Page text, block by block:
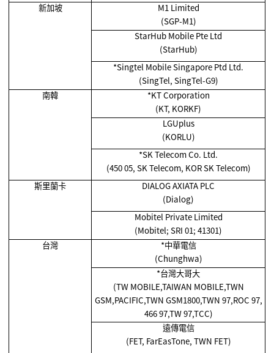
新加坡
M1 Limited
(SGP-M1)
StarHub Mobile Pte Ltd
(StarHub)
*Singtel Mobile Singapore Ptd Ltd.
(SingTel, SingTel-G9)
南韓
*KT Corporation
(KT, KORKF)
LGUplus
(KORLU)
*SK Telecom Co. Ltd.
(450 05, SK Telecom, KOR SK Telecom)
斯里蘭卡
DIALOG AXIATA PLC
(Dialog)
Mobitel Private Limited
(Mobitel; SRI 01; 41301)
台灣
*中華電信
(Chunghwa)
*台灣大哥大
(TW MOBILE,TAIWAN MOBILE,TWN
GSM,PACIFIC,TWN GSM1800,TWN 97,ROC 97,
466 97,TW 97,TCC)
遠傳電信
(FET, FarEasTone, TWN FET)